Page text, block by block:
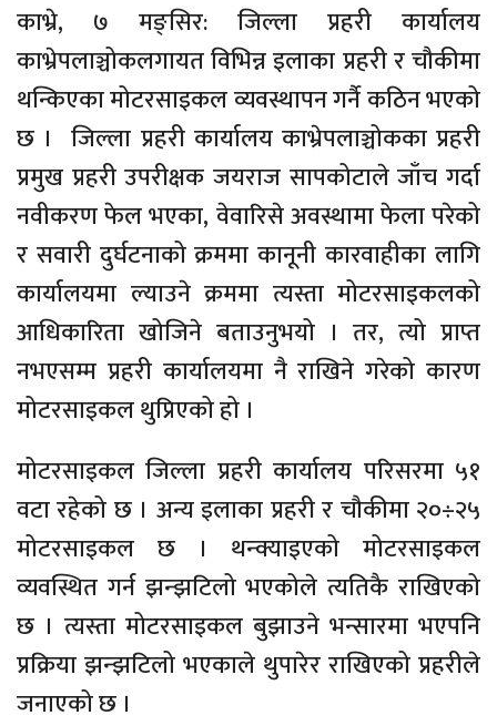
काभ्रे, ७ मङ्सिर: जिल्ला प्रहरी कार्यालय
काभ्रेपलाञ्चोकलगायत विभिन्न इलाका प्रहरी र चौकीमा
थन्किएका मोटरसाइकल व्यवस्थापन गर्नै कठिन भएको
छ । जिल्ला प्रहरी कार्यालय काभ्रेपलाञ्चोकका प्रहरी
प्रमुख प्रहरी उपरीक्षक जयराज सापकोटाले जाँच गर्दा
नवीकरण फेल भएका, वेवारिसे अवस्थामा फेला परेको
र सवारी दुर्घटनाको क्रममा कानूनी कारवाहीका लागि
कार्यालयमा ल्याउने क्रममा त्यस्ता मोटरसाइकलको
आधिकारिता खोजिने बताउनुभयो । तर, त्यो प्राप्त
नभएसम्म प्रहरी कार्यालयमा नै राखिने गरेको कारण
मोटरसाइकल थुप्रिएको हो ।
मोटरसाइकल जिल्ला प्रहरी कार्यालय परिसरमा ५१
वटा रहेको छ । अन्य इलाका प्रहरी र चौकीमा २०÷२५
मोटरसाइकल छ । थन्क्याइएको मोटरसाइकल
व्यवस्थित गर्न झन्झटिलो भएकोले त्यतिकै राखिएको
छ । त्यस्ता मोटरसाइकल बुझाउने भन्सारमा भएपनि
प्रक्रिया झन्झटिलो भएकाले थुपारेर राखिएको प्रहरीले
जनाएको छ ।